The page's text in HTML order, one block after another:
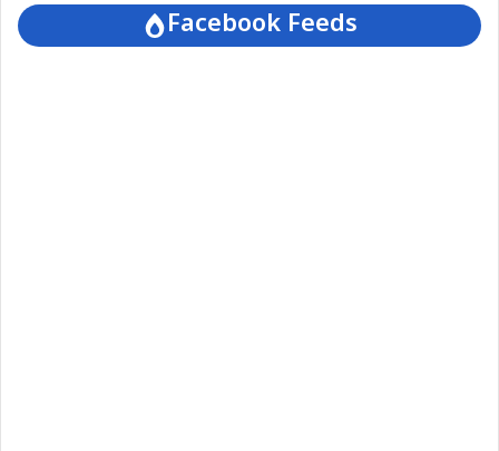
Facebook Feeds